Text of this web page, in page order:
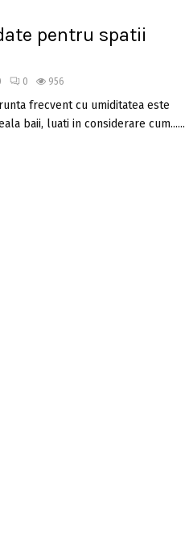
pentru spatii
0 956
frecvent cu umiditatea este
baii, luati in considerare cum......